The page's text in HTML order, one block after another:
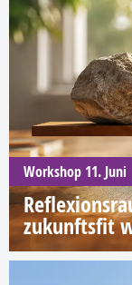
Workshop 11. Juni
zukunftsfit